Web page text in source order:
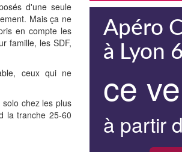
d'une seule
Mais ça ne
en compte les
famille, les SDF,
ceux qui ne
chez les plus
la tranche 25-60
Apéro
à Lyon
ce
à partir